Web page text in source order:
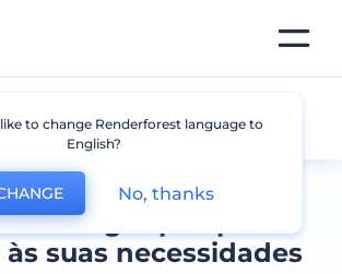
de logotipos para
suas necessidades
to change Renderforest language to
English?
No, thanks